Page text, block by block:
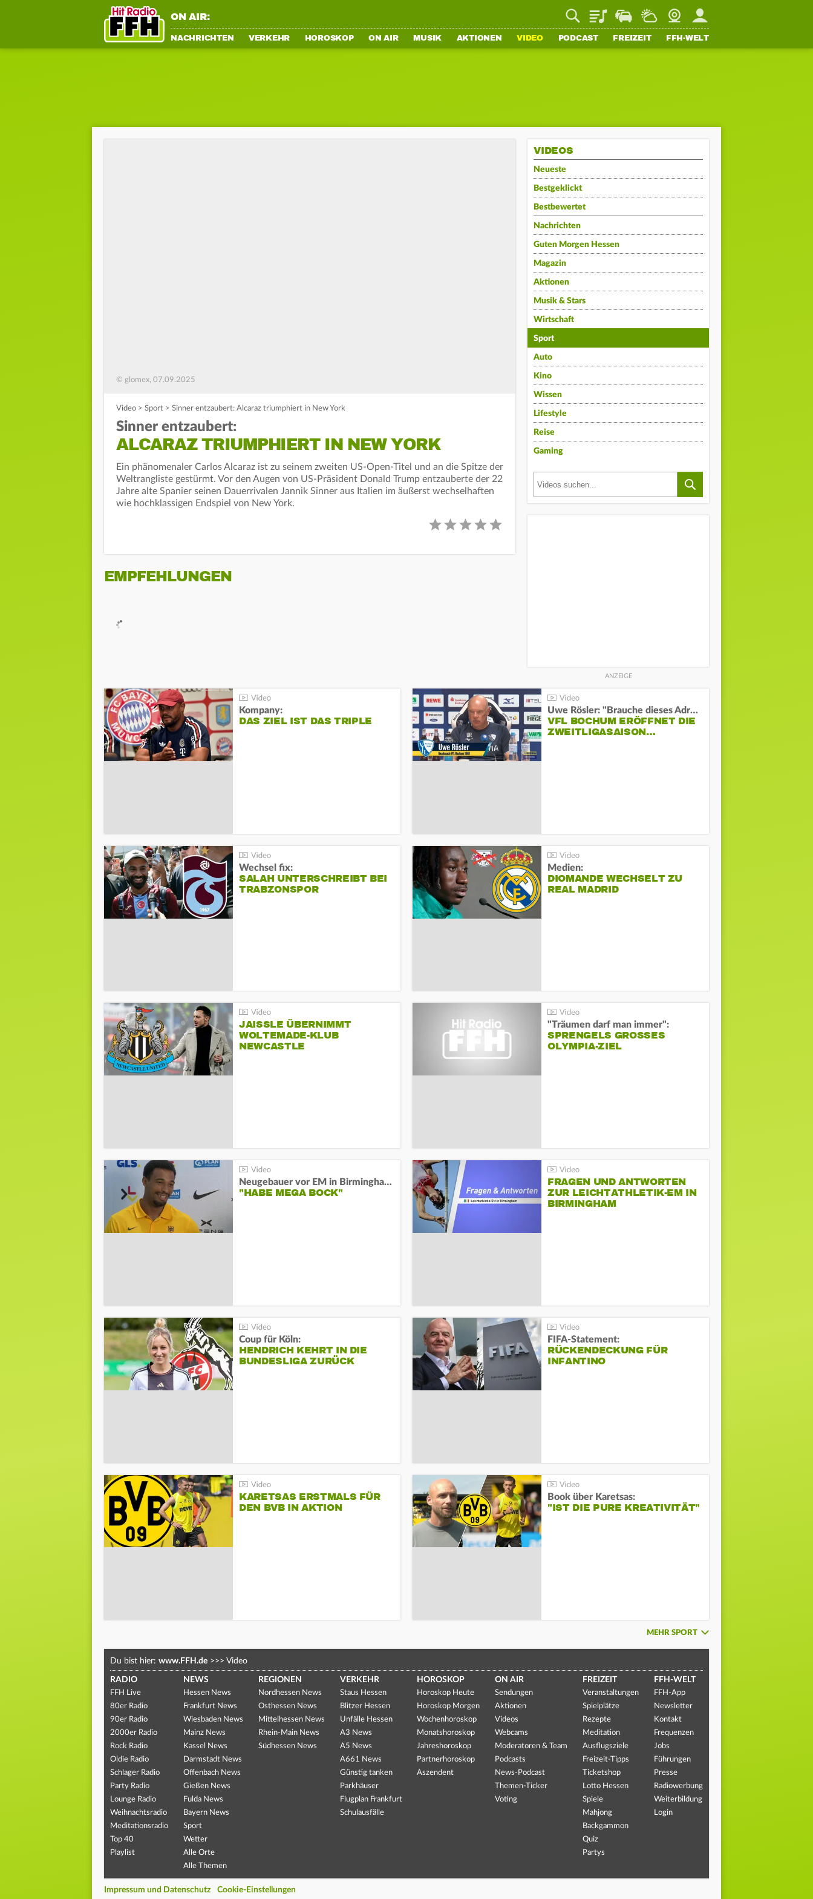
ON AIR: PlaylistStaupilotWetterWebcamMein FFH
NACHRICHTEN VERKEHR HOROSKOP ON AIR MUSIK AKTIONEN VIDEO PODCAST FREIZEIT FFH-WELT
© glomex, 07.09.2025
Video > Sport > Sinner entzaubert: Alcaraz triumphiert in New York
Sinner entzaubert:
ALCARAZ TRIUMPHIERT IN NEW YORK
Ein phänomenaler Carlos Alcaraz ist zu seinem zweiten US-Open-Titel und an die Spitze der
Weltrangliste gestürmt. Vor den Augen von US-Präsident Donald Trump entzauberte der 22
Jahre alte Spanier seinen Dauerrivalen Jannik Sinner aus Italien im äußerst wechselhaften
wie hochklassigen Endspiel von New York.
EMPFEHLUNGEN
VIDEOS
Neueste
Bestgeklickt
Bestbewertet
Nachrichten
Guten Morgen Hessen
Magazin
Aktionen
Musik & Stars
Wirtschaft
Sport
Auto
Kino
Wissen
Lifestyle
Reise
Gaming
Kompany:
DAS ZIEL IST DAS TRIPLE
Uwe Rösler: "Brauche dieses Adrenalin"
VFL BOCHUM ERÖFFNET DIE
ZWEITLIGASAISON…
Wechsel fix:
SALAH UNTERSCHREIBT BEI
TRABZONSPOR
Medien:
DIOMANDE WECHSELT ZU
REAL MADRID
JAISSLE ÜBERNIMMT
WOLTEMADE-KLUB
NEWCASTLE
"Träumen darf man immer":
SPRENGELS GROSSES O
LYMPIA-ZIEL
Neugebauer vor EM in Birmingham:
"HABE MEGA BOCK"
FRAGEN UND ANTWORTEN
ZUR LEICHTATHLETIK-EM IN
BIRMINGHAM
Coup für Köln:
HENDRICH KEHRT IN DIE
BUNDESLIGA ZURÜCK
FIFA-Statement:
RÜCKENDECKUNG FÜR
INFANTINO
KARETSAS ERSTMALS FÜR
DEN BVB IN AKTION
Book über Karetsas:
"IST DIE PURE KREATIVITÄT"
MEHR SPORT
Du bist hier: www.FFH.de >>> Video
RADIO
FFH Live
80er Radio
90er Radio
2000er Radio
Rock Radio
Oldie Radio
Schlager Radio
Party Radio
Lounge Radio
Weihnachtsradio
Meditationsradio
Top 40
Playlist
NEWS
Hessen News
Frankfurt News
Wiesbaden News
Mainz News
Kassel News
Darmstadt News
Offenbach News
Gießen News
Fulda News
Bayern News
Sport
Wetter
Alle Orte
Alle Themen
REGIONEN
Nordhessen News
Osthessen News
Mittelhessen News
Rhein-Main News
Südhessen News
VERKEHR
Staus Hessen
Blitzer Hessen
Unfälle Hessen
A3 News
A5 News
A661 News
Günstig tanken
Parkhäuser
Flugplan Frankfurt
Schulausfälle
HOROSKOP
Horoskop Heute
Horoskop Morgen
Wochenhoroskop
Monatshoroskop
Jahreshoroskop
Partnerhoroskop
Aszendent
ON AIR
Sendungen
Aktionen
Videos
Webcams
Moderatoren & Team
Podcasts
News-Podcast
Themen-Ticker
Voting
FREIZEIT
Veranstaltungen
Spielplätze
Rezepte
Meditation
Ausflugsziele
Freizeit-Tipps
Ticketshop
Lotto Hessen
Spiele
Mahjong
Backgammon
Quiz
Partys
FFH-WELT
FFH-App
Newsletter
Kontakt
Frequenzen
Jobs
Führungen
Presse
Radiowerbung
Weiterbildung
Login
Impressum und Datenschutz Cookie-Einstellungen